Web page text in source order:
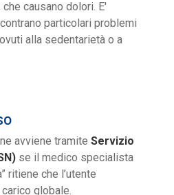
causano dolori. E'
particolari problemi
alla sedentarietà o a
avviene tramite Servizio
se il medico specialista
ritiene che l’utente
globale.